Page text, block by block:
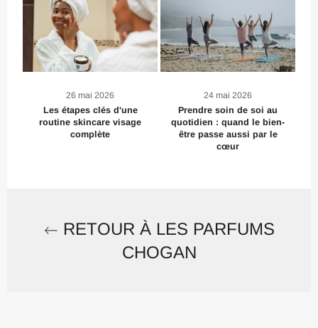
26 mai 2026
Les étapes clés d'une
routine skincare visage
complète
24 mai 2026
Prendre soin de soi au
quotidien : quand le bien-
être passe aussi par le
cœur
RETOUR À LES PARFUMS
CHOGAN